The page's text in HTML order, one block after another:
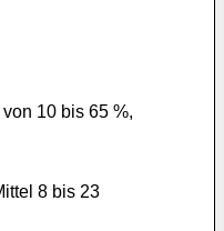
10 bis 65 %,
8 bis 23